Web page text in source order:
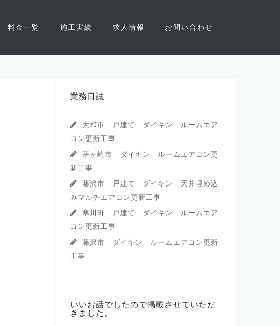
料金一覧 施工実績 求人情報 お問い合わせ
業務日誌
大和市 戸建て ダイキン ルームエア
コン更新工事
茅ヶ崎市 ダイキン ルームエアコン更
新工事
藤沢市 戸建て ダイキン 天井埋め込
みマルチエアコン更新工事
寒川町 戸建て ダイキン ルームエア
コン更新工事
藤沢市 ダイキン ルームエアコン更新
工事
いいお話でしたので掲載させていただ
きました。